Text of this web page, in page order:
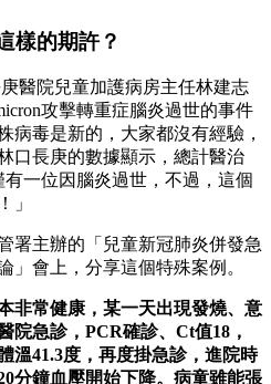
樣的期許？
醫院兒童加護病房主任林建志
攻擊轉重症腦炎過世的事件
病毒是新的，大家都沒有經驗，
口長庚的數據顯示，總計醫治
一位因腦炎過世，不過，這個
」
署主辦的「兒童新冠肺炎併發急
」會上，分享這個特殊案例。
非常健康，某一天出現發燒、意
院急診，PCR確診、Ct值18，
溫41.3度，再度掛急診，進院時
分鐘血壓開始下降。病童雖能張